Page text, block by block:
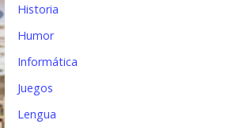
Historia
Humor
Informática
Juegos
Lengua